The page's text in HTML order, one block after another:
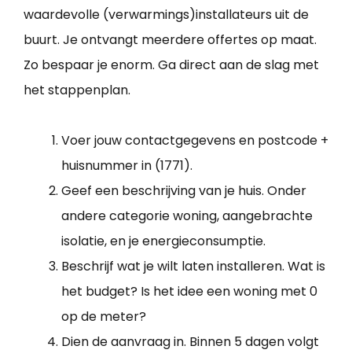
waardevolle (verwarmings)installateurs uit de
buurt. Je ontvangt meerdere offertes op maat.
Zo bespaar je enorm. Ga direct aan de slag met
het stappenplan.
Voer jouw contactgegevens en postcode +
huisnummer in (1771).
Geef een beschrijving van je huis. Onder
andere categorie woning, aangebrachte
isolatie, en je energieconsumptie.
Beschrijf wat je wilt laten installeren. Wat is
het budget? Is het idee een woning met 0
op de meter?
Dien de aanvraag in. Binnen 5 dagen volgt